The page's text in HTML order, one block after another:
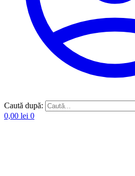
Caută după:
0,00 lei 0